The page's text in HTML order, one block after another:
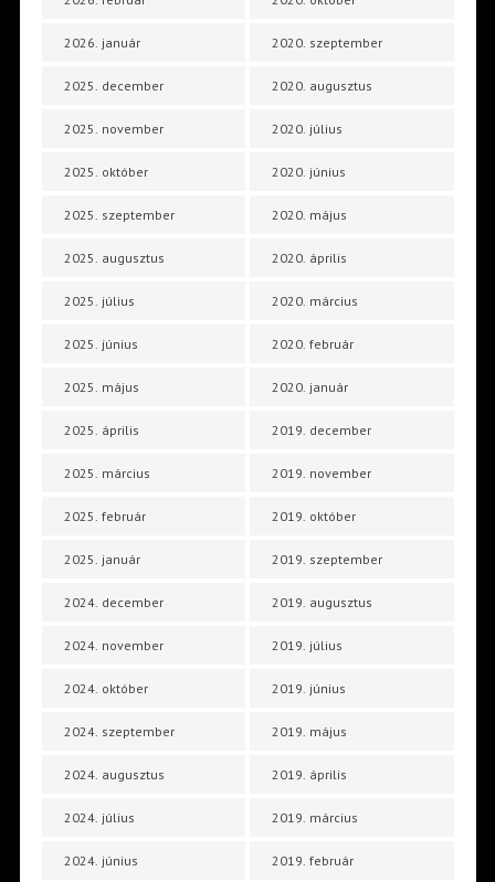
2026. január
2025. december
2025. november
2025. október
2025. szeptember
2025. augusztus
2025. július
2025. június
2025. május
2025. április
2025. március
2025. február
2025. január
2024. december
2024. november
2024. október
2024. szeptember
2024. augusztus
2024. július
2024. június
2020. szeptember
2020. augusztus
2020. július
2020. június
2020. május
2020. április
2020. március
2020. február
2020. január
2019. december
2019. november
2019. október
2019. szeptember
2019. augusztus
2019. július
2019. június
2019. május
2019. április
2019. március
2019. február